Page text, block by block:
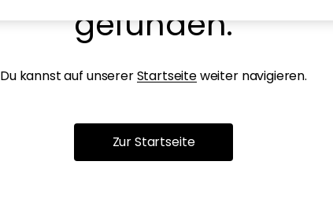
gefunden.
Du kannst auf unsererStartseiteweiter navigieren.
Zur Startseite